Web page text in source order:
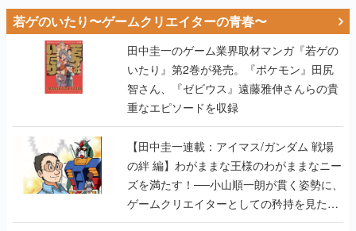
いたり』第2巻が発売。『ポケモン』田尻
智さん、『ゼビウス』遠藤雅伸さんらの貴
重なエピソードを収録
【田中圭一連載：アイマス/ガンダム 戦場
の絆 編】わがままな王様のわがままなニー
ズを満たす！──小山順一朗が貫く姿勢に、
ゲームクリエイターとしての矜持を見た
【若ゲのいたり最終回】
【田中圭一連載：バーチャファイター編】
「新しい3D表現のために、軍事技術を採り
入れたい」世界情勢を味方につけて、ゲー